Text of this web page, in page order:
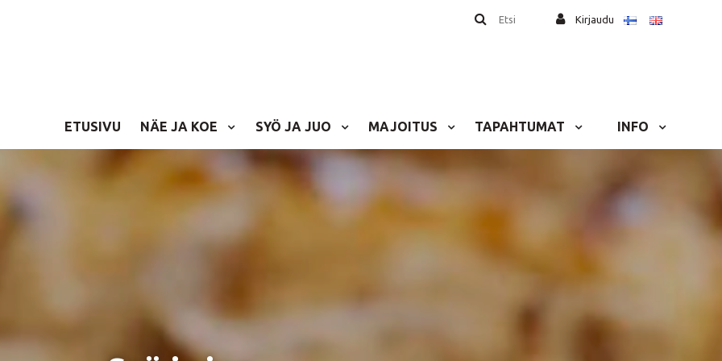
Etsi Kirjaudu
ETUSIVU NÄE JA KOE SYÖ JA JUO MAJOITUS TAPAHTUMAT INFO